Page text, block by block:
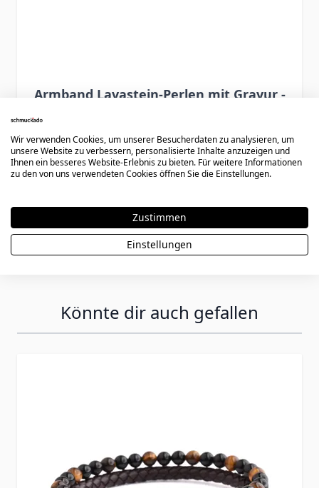
Armband Lavastein-Perlen mit Gravur -
29,90 €
Könnte dir auch gefallen
Wir verwenden Cookies, um unserer Besucherdaten zu analysieren, um
unsere Website zu verbessern, personalisierte Inhalte anzuzeigen und
Ihnen ein besseres Website-Erlebnis zu bieten. Für weitere Informationen
zu den von uns verwendeten Cookies öffnen Sie die Einstellungen.
Zustimmen
Einstellungen